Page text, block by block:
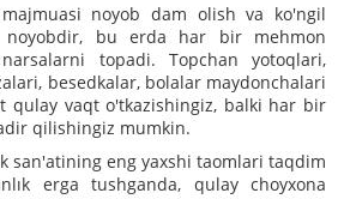
majmuasi noyob dam olish va ko'ngil
noyobdir, bu erda har bir mehmon
topadi. Topchan yotoqlari,
besedkalar, bolalar maydonchalari
qulay vaqt o'tkazishingiz, balki har bir
qilishingiz mumkin.
san'atining eng yaxshi taomlari taqdim
erga tushganda, qulay choyxona